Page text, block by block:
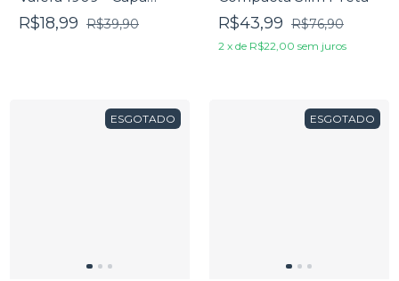
Dura Preta Espanhol
R$18,99 R$39,90 R$43,99 R$76,90
2 x de R$22,00 sem juros
ESGOTADO ESGOTADO